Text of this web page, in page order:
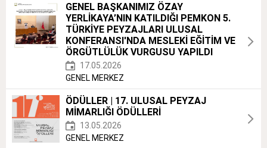
GENEL BAŞKANIMIZ ÖZAY
YERLİKAYA’NIN KATILDIĞI PEMKON 5.
TÜRKİYE PEYZAJLARI ULUSAL
KONFERANSI'NDA MESLEKİ EĞİTİM VE
ÖRGÜTLÜLÜK VURGUSU YAPILDI
17.05.2026
GENEL MERKEZ
ÖDÜLLER | 17. ULUSAL PEYZAJ
MİMARLIĞI ÖDÜLLERİ
13.05.2026
GENEL MERKEZ